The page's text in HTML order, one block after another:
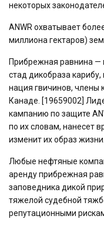
некоторых
ANWR охватывает
миллиона гектаров)
Прибрежная равнина —
стад дикобраза
нация гвичинов, члены
Канаде. [19659002]
кампанию по защите
по их словам, нанесет
изменит их образ жизни.
Любые нефтяные
аренду прибрежная
заповедника дикой
тяжелой судебной
репутационными